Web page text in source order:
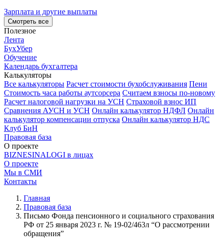
Зарплата и другие выплаты
Смотреть все
Полезное
Лента
БухУбер
Обучение
Календарь бухгалтера
Калькуляторы
Все калькуляторы Расчет стоимости бухобслуживания Пени
Стоимость часа работы аутсорсера Считаем взносы по-новому
Расчет налоговой нагрузки на УСН Страховой взнос ИП
Сравнения АУСН и УСН Онлайн калькулятор НДФЛ Онлайн
калькулятор компенсации отпуска Онлайн калькулятор НДС
Клуб БиН
Правовая база
О проекте
BIZNESINALOGI в лицах
О проекте
Мы в СМИ
Контакты
Главная
Правовая база
Письмо Фонда пенсионного и социального страхования
РФ от 25 января 2023 г. № 19-02/463л “О рассмотрении
обращения”